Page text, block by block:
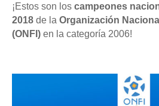
¡Estos son los campeones
2018 de la Organización
(ONFI) en la categoría 2006!